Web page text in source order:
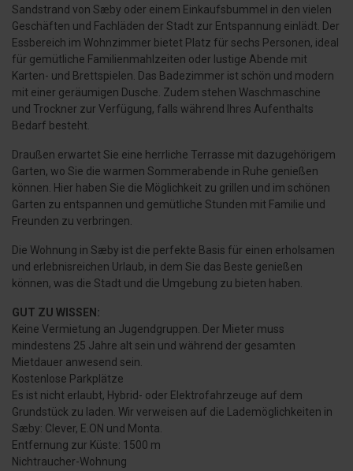
Sandstrand von Sæby oder einem Einkaufsbummel in den vielen
Geschäften und Fachläden der Stadt zur Entspannung einlädt. Der
Essbereich im Wohnzimmer bietet Platz für sechs Personen, ideal
für gemütliche Familienmahlzeiten oder lustige Abende mit
Karten- und Brettspielen. Das Badezimmer ist schön und modern
mit einer geräumigen Dusche. Zudem stehen Waschmaschine
und Trockner zur Verfügung, falls während Ihres Aufenthalts
Bedarf besteht.
Draußen erwartet Sie eine herrliche Terrasse mit dazugehörigem
Garten, wo Sie die warmen Sommerabende in Ruhe genießen
können. Hier haben Sie die Möglichkeit zu grillen und im schönen
Garten zu entspannen und gemütliche Stunden mit Familie und
Freunden zu verbringen.
Die Wohnung in Sæby ist die perfekte Basis für einen erholsamen
und erlebnisreichen Urlaub, in dem Sie das Beste genießen
können, was die Stadt und die Umgebung zu bieten haben.
GUT ZU WISSEN:
Keine Vermietung an Jugendgruppen. Der Mieter muss
mindestens 25 Jahre alt sein und während der gesamten
Mietdauer anwesend sein.
Kostenlose Parkplätze
Es ist nicht erlaubt, Hybrid- oder Elektrofahrzeuge auf dem
Grundstück zu laden. Wir verweisen auf die Lademöglichkeiten in
Sæby: Clever, E.ON und Monta.
Entfernung zur Küste: 1500 m
Nichtraucher-Wohnung